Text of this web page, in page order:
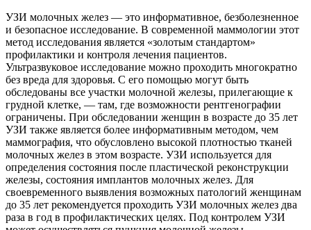
УЗИ молочных желез — это информативное, безболезненное
и безопасное исследование. В современной маммологии этот
метод исследования является «золотым стандартом»
профилактики и контроля лечения пациентов.
Ультразвуковое исследование можно проходить многократно
без вреда для здоровья. С его помощью могут быть
обследованы все участки молочной железы, прилегающие к
грудной клетке, — там, где возможности рентгенографии
ограничены. При обследовании женщин в возрасте до 35 лет
УЗИ также является более информативным методом, чем
маммография, что обусловлено высокой плотностью тканей
молочных желез в этом возрасте. УЗИ используется для
определения состояния после пластической реконструкции
железы, состояния имплантов молочных желез. Для
своевременного выявления возможных патологий женщинам
до 35 лет рекомендуется проходить УЗИ молочных желез два
раза в год в профилактических целях. Под контролем УЗИ